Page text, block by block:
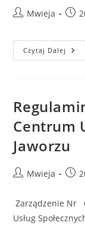
Mwieja
Czytaj Dalej
Centrum
Jaworzu
Mwieja
Zarządzenie Nr
Usług